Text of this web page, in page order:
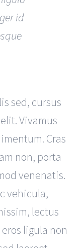
id
sed, cursus
Vivamus
Cras
non, porta
venenatis.
vehicula,
lectus
ligula non